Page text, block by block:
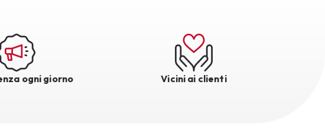
ogni giorno Vicini ai clienti